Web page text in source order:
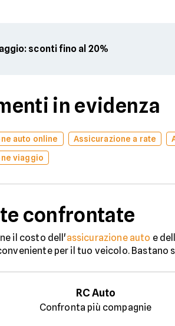
sconti fino al 20%
in evidenza
auto online Assicurazione a rate
viaggio
confrontate
il costo dell'assicurazione auto e
per il tuo veicolo. Bastano
RC Auto
Confronta più compagnie